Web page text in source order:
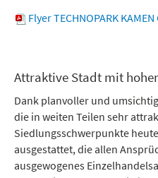
Flyer TECHNOPARK
Attraktive Stadt mit
Dank planvoller und
die in weiten Teilen sehr
Siedlungsschwerpunkte
ausgestattet, die allen
ausgewogenes